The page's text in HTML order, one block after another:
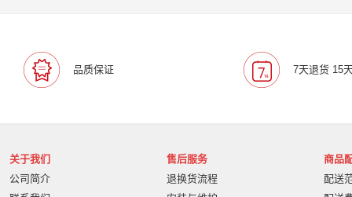
品质保证 7天退货 15
关于我们
公司简介
售后服务
退换货流程
商品
配送